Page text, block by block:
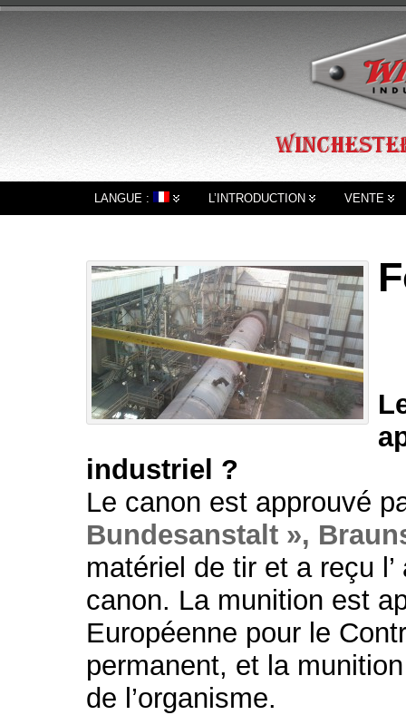
LANGUE : L’INTRODUCTION VENTE
industriel ?
Le canon est approuvé
Bundesanstalt »,
matériel de tir et a reçu
canon. La munition est
Européenne pour le
permanent, et la
de l’organisme.